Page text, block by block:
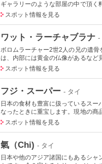
ギャラリーのような部屋の中で頂く
スポット情報を見る
ワット・ラーチャブラナ -
ボロムラーチャー2世2人の兄の遺
は、内部には黄金の仏像があるなど
スポット情報を見る
フジ・スーパー - タイ
日本の食材も豊富に扱っているスー
なったときに重宝します。現地の商
スポット情報を見る
氣（Chi) - タイ
日本や他のアジア諸国にもあるシ